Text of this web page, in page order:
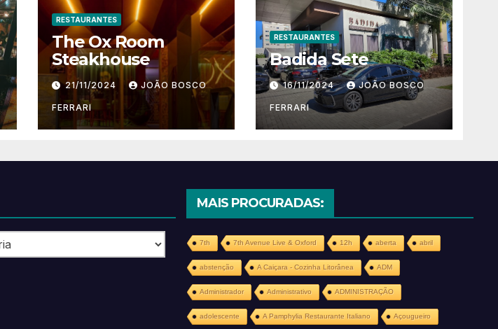
RESTAURANTES
The Ox Room
Steakhouse
21/11/2024 JOÃO BOSCO
FERRARI
RESTAURANTES
Badida Sete
16/11/2024 JOÃO BOSCO
FERRARI
MAIS PROCURADAS:
7th 7th Avenue Live & Oxford 12h aberta abril
abstenção A Caiçara - Cozinha Litorânea ADM
Administrador Administrativo ADMINISTRAÇÃO
adolescente A Pamphylia Restaurante Italiano Açougueiro